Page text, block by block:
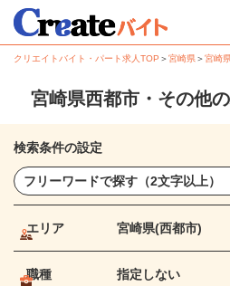
クリエイトバイト・パート求人TOP ＞宮崎県＞宮崎
宮崎県西都市・その他
検索条件の設定
エリア 宮崎県(西都市)
職種 指定しない